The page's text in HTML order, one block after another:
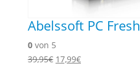
Abelssoft PC Fresh
0 von 5
39,95€ Ursprünglicher
17,99€Aktueller